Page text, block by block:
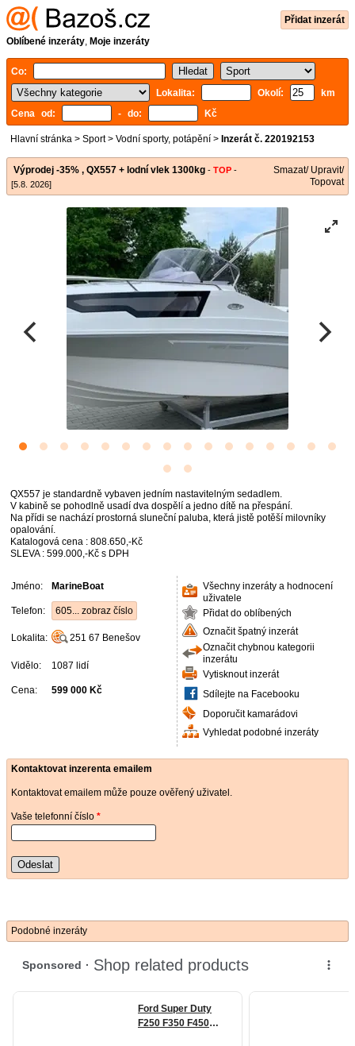
Přidat inzerát
Oblíbené inzeráty, Moje inzeráty
Co:
Lokalita:
Okolí:
km
Cena od:
- do: Kč
Hlavní stránka > Sport> Vodní sporty, potápění > Inzerát č. 220192153
Výprodej -35% , QX557 + lodní vlek 1300kg - TOP -
[5.8. 2026]
Smazat/ Upravit/
Topovat
QX557 je standardně vybaven jedním nastavitelným sedadlem.
V kabině se pohodlně usadí dva dospělí a jedno dítě na přespání.
Na přídi se nachází prostorná sluneční paluba, která jistě potěší milovníky
opalování.
Katalogová cena : 808.650,-Kč
SLEVA : 599.000,-Kč s DPH
Jméno: MarineBoat
Telefon: 605... zobraz číslo
Lokalita: 251 67 Benešov
Vidělo: 1087 lidí
Cena: 599 000 Kč
Všechny inzeráty a hodnocení
uživatele
Přidat do oblíbených
Označit špatný inzerát
Označit chybnou kategorii
inzerátu
Vytisknout inzerát
Sdílejte na Facebooku
Doporučit kamarádovi
Vyhledat podobné inzeráty
Kontaktovat inzerenta emailem
Kontaktovat emailem může pouze ověřený uživatel.
Vaše telefonní číslo *
Odeslat
Podobné inzeráty